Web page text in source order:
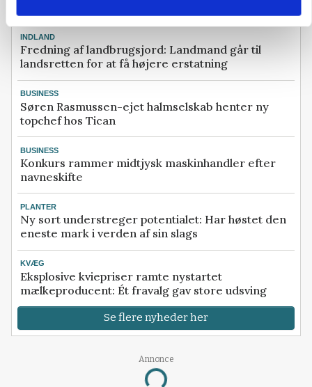
INDLAND
Fredning af landbrugsjord: Landmand går til
landsretten for at få højere erstatning
BUSINESS
Søren Rasmussen-ejet halmselskab henter ny
topchef hos Tican
BUSINESS
Konkurs rammer midtjysk maskinhandler efter
navneskifte
PLANTER
Ny sort understreger potentialet: Har høstet den
eneste mark i verden af sin slags
KVÆG
Eksplosive kviepriser ramte nystartet
mælkeproducent: Ét fravalg gav store udsving
Se flere nyheder her
Annonce
Loading...